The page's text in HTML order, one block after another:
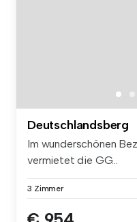
Deutschlandsberg
Im wunderschönen
vermietet die GG...
3 Zimmer